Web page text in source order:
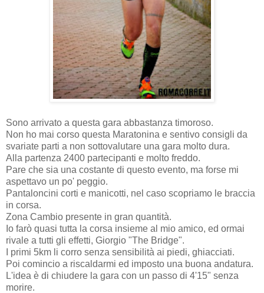
Sono arrivato a questa gara abbastanza timoroso.
Non ho mai corso questa Maratonina e sentivo consigli da
svariate parti a non sottovalutare una gara molto dura.
Alla partenza 2400 partecipanti e molto freddo.
Pare che sia una costante di questo evento, ma forse mi
aspettavo un po' peggio.
Pantaloncini corti e manicotti, nel caso scopriamo le braccia
in corsa.
Zona Cambio presente in gran quantità.
Io farò quasi tutta la corsa insieme al mio amico, ed ormai
rivale a tutti gli effetti, Giorgio "The Bridge".
I primi 5km li corro senza sensibilità ai piedi, ghiacciati.
Poi comincio a riscaldarmi ed imposto una buona andatura.
L'idea è di chiudere la gara con un passo di 4'15" senza
morire.